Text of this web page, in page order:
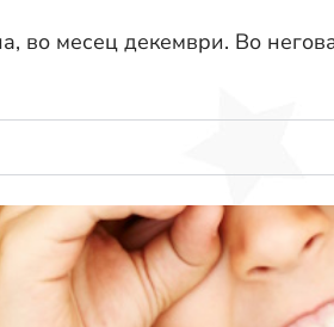
во месец декември. Во